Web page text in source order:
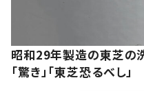
昭和29年製造の東芝の
「驚き」「東芝恐るべし」